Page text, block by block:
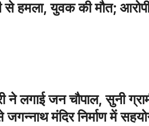
से हमला, युवक की मौत;
ने लगाई जन चौपाल, सुनी
जगन्नाथ मंदिर निर्माण में